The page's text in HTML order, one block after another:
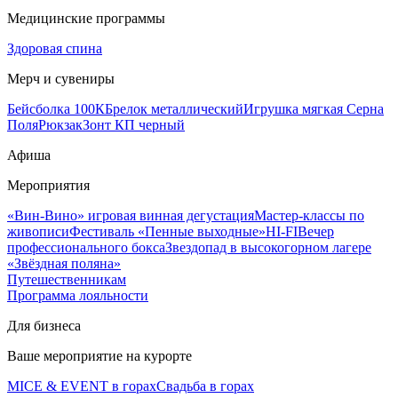
Медицинские программы
Здоровая спина
Мерч и сувениры
Бейсболка 100КБрелок металлическийИгрушка мягкая Серна
ПоляРюкзакЗонт КП черный
Афиша
Мероприятия
«Вин-Вино» игровая винная дегустацияМастер-классы по
живописиФестиваль «Пенные выходные»HI-FIВечер
профессионального боксаЗвездопад в высокогорном лагере
«Звёздная поляна»
Путешественникам
Программа лояльности
Для бизнеса
Ваше мероприятие на курорте
MICE & EVENT в горахСвадьба в горах